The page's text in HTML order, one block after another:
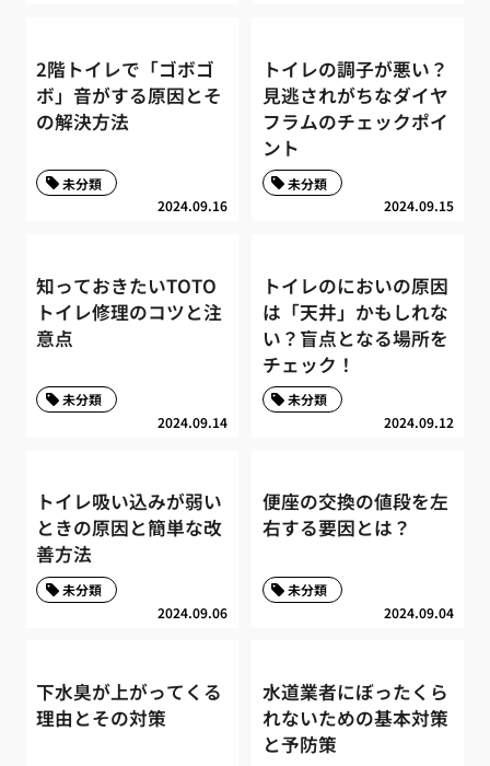
2階トイレで「ゴボゴ
ボ」音がする原因とそ
の解決方法
2024.09.16
未分類
トイレの調子が悪い？
見逃されがちなダイヤ
フラムのチェックポイ
ント
2024.09.15
未分類
知っておきたいTOTO
トイレ修理のコツと注
意点
2024.09.14
未分類
トイレのにおいの原因
は「天井」かもしれな
い？盲点となる場所を
チェック！
2024.09.12
未分類
トイレ吸い込みが弱い
ときの原因と簡単な改
善方法
2024.09.06
未分類
便座の交換の値段を左
右する要因とは？
2024.09.04
未分類
下水臭が上がってくる
理由とその対策
水道業者にぼったくら
れないための基本対策
と予防策